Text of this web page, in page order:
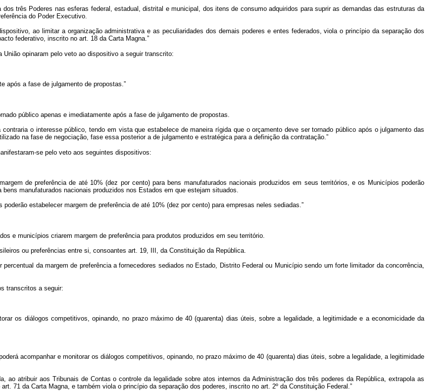
três Poderes nas esferas federal, estadual, distrital e municipal, dos itens de consumo adquiridos para suprir as demandas das estruturas da
do Poder Executivo.
ao limitar a organização administrativa e as peculiaridades dos demais poderes e entes federados, viola o princípio da separação dos
federativo, inscrito no art. 18 da Carta Magna.”
opinaram pelo veto ao dispositivo a seguir transcrito:
após a fase de julgamento de propostas.”
público apenas e imediatamente após a fase de julgamento de propostas.
o interesse público, tendo em vista que estabelece de maneira rígida que o orçamento deve ser tornado público após o julgamento das
na fase de negociação, fase essa posterior a de julgamento e estratégica para a definição da contratação.”
se pelo veto aos seguintes dispositivos:
de preferência de até 10% (dez por cento) para bens manufaturados nacionais produzidos em seus territórios, e os Municípios poderão
manufaturados nacionais produzidos nos Estados em que estejam situados.
estabelecer margem de preferência de até 10% (dez por cento) para empresas neles sediadas.”
e municípios criarem margem de preferência para produtos produzidos em seu território.
ou preferências entre si, consoantes art. 19, III, da Constituição da República.
da margem de preferência a fornecedores sediados no Estado, Distrito Federal ou Município sendo um forte limitador da concorrência,
transcritos a seguir:
os diálogos competitivos, opinando, no prazo máximo de 40 (quarenta) dias úteis, sobre a legalidade, a legitimidade e a economicidade da
acompanhar e monitorar os diálogos competitivos, opinando, no prazo máximo de 40 (quarenta) dias úteis, sobre a legalidade, a legitimidade
ao atribuir aos Tribunais de Contas o controle da legalidade sobre atos internos da Administração dos três poderes da República, extrapola as
71 da Carta Magna, e também viola o princípio da separação dos poderes, inscrito no art. 2º da Constituição Federal.”